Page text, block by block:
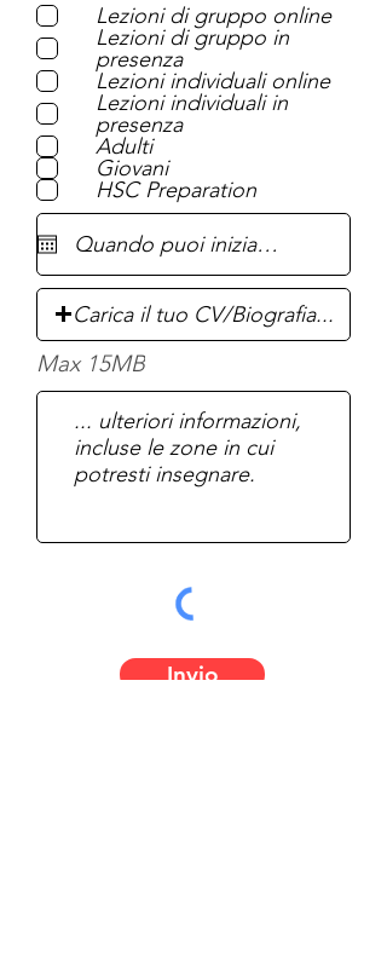
q
u
i
r
e
Lezioni di gruppo online
Lezioni di gruppo in
presenza
Lezioni individuali online
Lezioni individuali in
presenza
Adulti
Giovani
HSC Preparation
Carica il tuo CV/Biografia...
Max 15MB
Invio